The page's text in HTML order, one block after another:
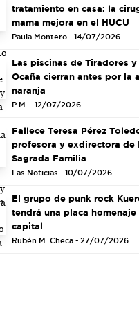
tratamiento en casa: la
mama mejora en el HUCU
Paula Montero - 14/07/2026
Las piscinas de Tiradores y
Ocaña cierran antes por la
naranja
P.M. - 12/07/2026
Fallece Teresa Pérez
profesora y exdirectora de
Sagrada Familia
Las Noticias - 10/07/2026
El grupo de punk rock
tendrá una placa homenaje
capital
Rubén M. Checa - 27/07/2026